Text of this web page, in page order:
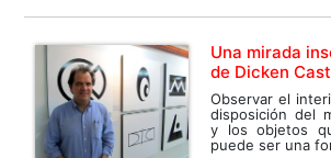
Una mirada
de Dicken
Observar el
disposición del
y los objetos
puede ser una